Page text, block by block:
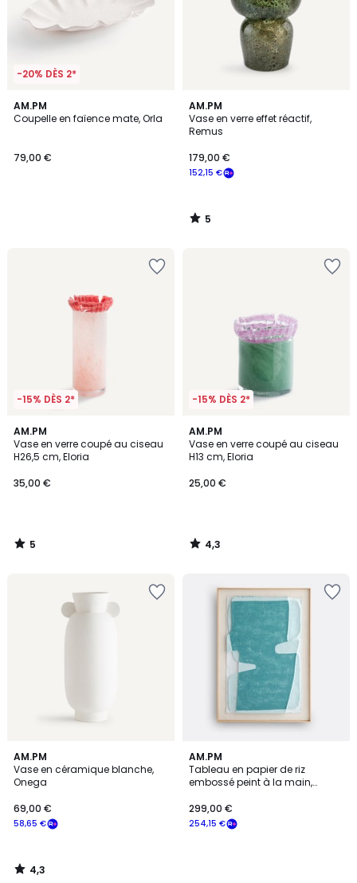
-20% DÈS 2*
AM.PM
Coupelle en faïence mate, Orla
79,00 €
AM.PM
Vase en verre effet réactif,
Remus
152,15 €
179,00 €
5
/
5
5
/
-15% DÈS 2*
AM.PM
Vase en verre coupé au ciseau
H26,5 cm, Eloria
35,00 €
5
/
5
5
/
-15% DÈS 2*
AM.PM
Vase en verre coupé au ciseau
H13 cm, Eloria
25,00 €
4,3
/ 5
4,3
/
AM.PM
Vase en céramique blanche,
Onega
58,65 €
69,00 €
4,3
/ 5
4,3
/
AM.PM
Tableau en papier de riz
embossé peint à la main,
254,15 €
299,00 €